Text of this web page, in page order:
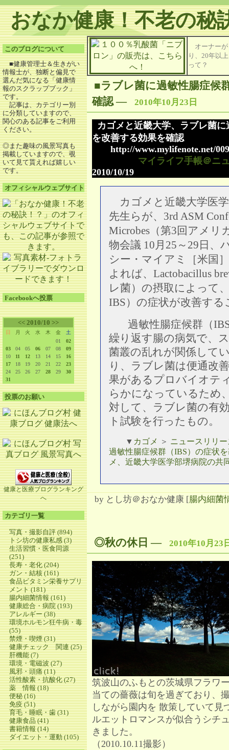
おなか健康！不老の秘
このブログについて
■健康管理士＆生きがい
情報士が、独断と偏見で
選んだ気になる「健康情
報のスクラップブック」
です。
記事は、カテゴリー別
に分類していますので、
関心のある記事をご利用
ください。
◎また趣味の風景写真も
掲載していますので、覗
いて見て貰えれば嬉しい
です。
オフィシャルウェブサイト
Facebookへ投票
<< 2010/10 >>
日 月 火 水 木 金
土
01
02
03
04 05 06 07 08
09
10
11 12 13 14 15
16
17
18 19 20 21 22
23
24
25 26 27 28 29
30
31
投票のお願い
健康と医療ブログランキング
へ
カテゴリ一覧
写真・撮影自評 (894)
トシ坊の健康私感 (3)
生活習慣・医食同源
(251)
長寿・老化 (204)
ガン・結核 (161)
食品ビタミン栄養サプリ
メント (181)
腸内細菌情報 (161)
健康総合・病院 (193)
アレルギー (38)
環境ホルモン狂牛病・毒
(55)
禁煙・喫煙 (31)
健康チェック 関連 (25)
肝機能 (7)
環境・電磁波 (27)
風邪・頭痛 (11)
活性酸素・抗酸化 (27)
薬 情報 (18)
便秘 (16)
免疫 (51)
育毛・睡眠・歯 (31)
健康食品 (41)
書籍情報 (14)
ダイエット・運動 (105)
オーナーが
り、20年以
って？
■ラブレ菌に過敏性腸症候
確認― 2010年10月23日
カゴメと近畿大学、ラブレ菌
を改善する効果を確認
http://www.mylifenote.net/
マイライフ手帳＠ニ
2010/10/19
カゴメと近畿大学医
先生らが、3rd ASM
Microbes（第3回アメリ
物会議 10月25～29日、
シー・マイアミ［米国
よれば、Lactobacillus
レ菌）の摂取によって
IBS）の症状が改善す
過敏性腸症候群（
繰り返す腸の病気で、
菌叢の乱れが関係して
り、ラブレ菌は便通改
果があるプロバイオテ
らかになっているため
対して、ラブレ菌の有
ト試験を行ったもの。
▼ カゴメ ＞ ニュースリリ
過敏性腸症候群（IBS）の症状
メ、近畿大学医学部堺病院の共
by とし坊＠おなか健康 [腸内細菌
◎秋の休日 ― 2010年10月23
筑波山のふもとの茨城県フラワ
当ての薔薇は旬を過ぎており、
しながら園内を 散策していて
ルエットロマンスが似合うシチ
きました。
（2010.10.11撮影）